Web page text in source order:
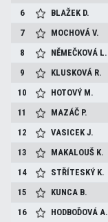
6
BLAŽEK D.
7
MOCHOVÁV.
8
NĚMEČKOVÁ L.
9
KLUSKOVÁ R.
10
HOTOVÝ M.
11
MAZÁČ P.
12
VASICEKJ.
13
MAKALOUŠ K.
14
STŘÍTESKÝ K.
15
KUNCA B.
16
HODBOĎOVÁA.